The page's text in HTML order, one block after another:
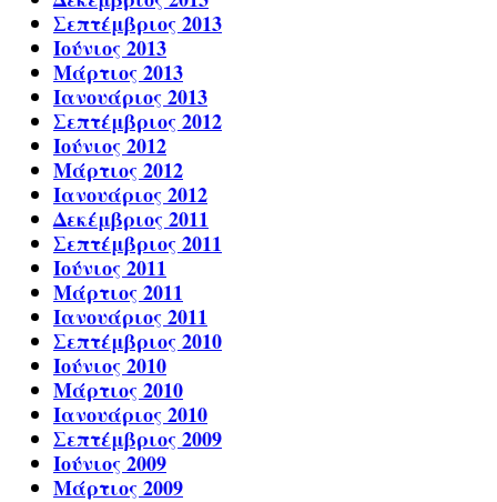
Σεπτέμβριος 2013
Ιούνιος 2013
Μάρτιος 2013
Ιανουάριος 2013
Σεπτέμβριος 2012
Ιούνιος 2012
Μάρτιος 2012
Ιανουάριος 2012
Δεκέμβριος 2011
Σεπτέμβριος 2011
Ιούνιος 2011
Μάρτιος 2011
Ιανουάριος 2011
Σεπτέμβριος 2010
Ιούνιος 2010
Μάρτιος 2010
Ιανουάριος 2010
Σεπτέμβριος 2009
Ιούνιος 2009
Μάρτιος 2009